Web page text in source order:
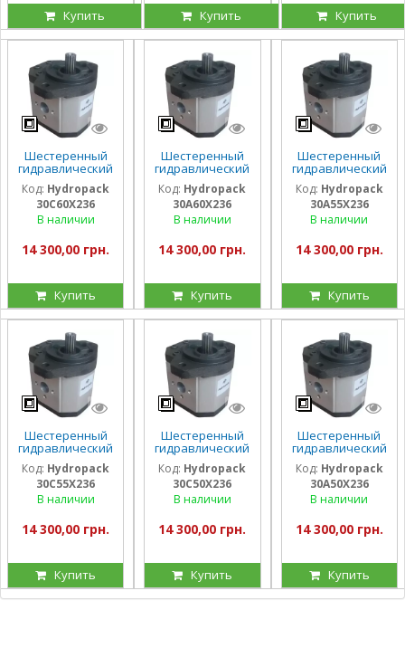
Купить Купить Купить
Шестеренный
гидравлический
насос Hydropack
30C60X236 (60
см3) правого
вращения
Код: Hydropack
30C60X236
В наличии
14 300,00 грн.
Купить
Шестеренный
гидравлический
насос Hydropack
30A60X236 (60
см3) левого
вращения
Код: Hydropack
30A60X236
В наличии
14 300,00 грн.
Купить
Шестеренный
гидравлический
насос Hydropack
30A55X236 (55
см3) левого
вращения
Код: Hydropack
30A55X236
В наличии
14 300,00 грн.
Купить
Шестеренный
гидравлический
насос Hydropack
30C55X236 (55
см3) правого
вращения
Код: Hydropack
30C55X236
В наличии
14 300,00 грн.
Купить
Шестеренный
гидравлический
насос Hydropack
30C50X236 (50
см3) правого
вращения
Код: Hydropack
30C50X236
В наличии
14 300,00 грн.
Купить
Шестеренный
гидравлический
насос Hydropack
30A50X236 (50
см3) левого
вращения
Код: Hydropack
30A50X236
В наличии
14 300,00 грн.
Купить